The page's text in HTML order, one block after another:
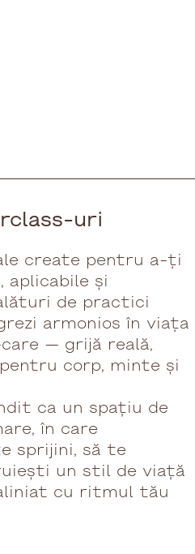
uri
create pentru a-ți
și
de practici
armonios în viața
— grijă reală,
corp, minte și
ca un spațiu de
în care
sprijini, să te
un stil de viață
cu ritmul tău